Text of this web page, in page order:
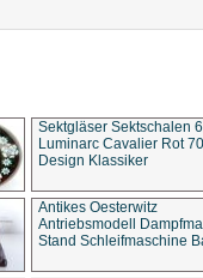
Sektgläser Sektschalen
Luminarc Cavalier Rot
Design Klassiker
Antikes Oesterwitz
Antriebsmodell
Stand Schleifmaschine